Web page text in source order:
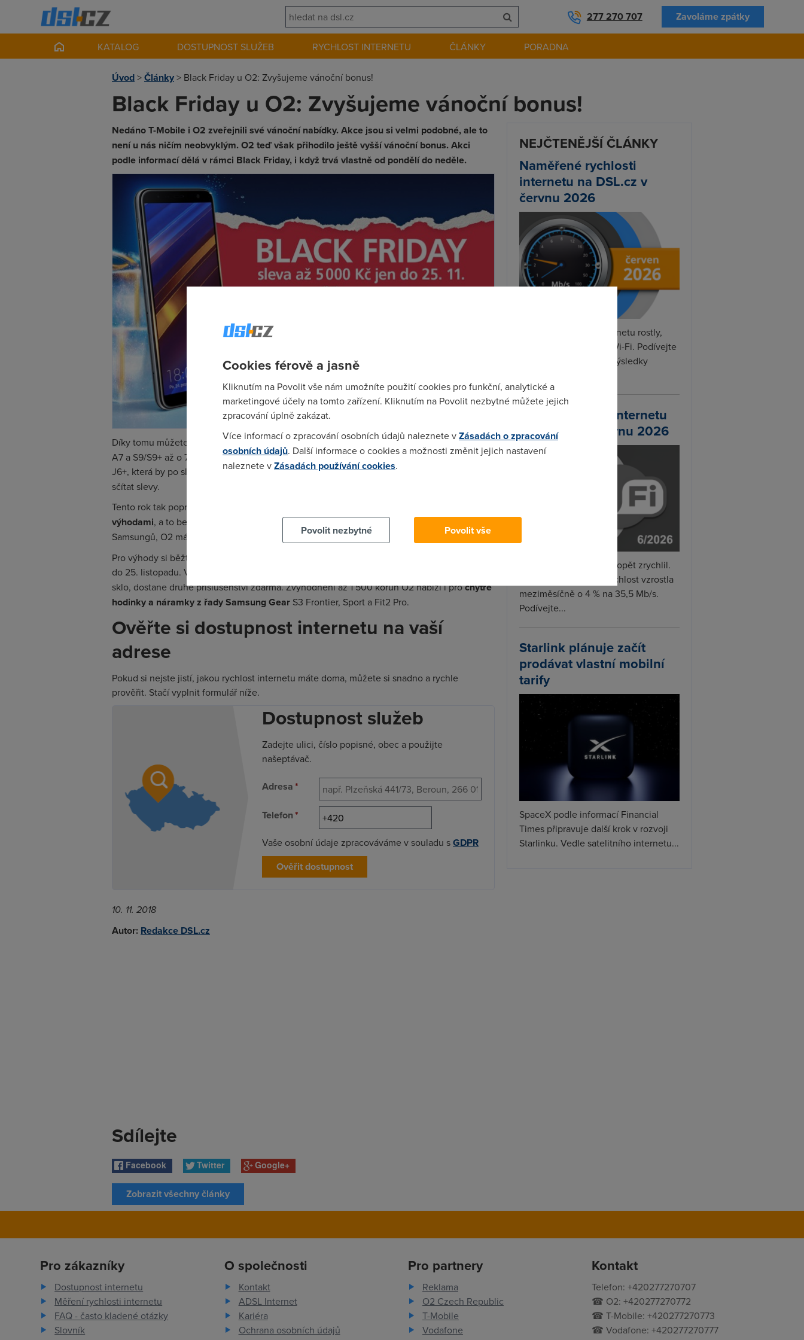
277 270 707 Zavoláme zpátky
KATALOG DOSTUPNOST SLUŽEB RYCHLOST INTERNETU ČLÁNKY PORADNA
Úvod>Články> Black Friday u O2: Zvyšujeme vánoční bonus!
Black Friday u O2: Zvyšujeme vánoční bonus!
Nedáno T-Mobile i O2 zveřejnili své vánoční nabídky. Akce jsou si velmi podobné, ale to
není u nás ničím neobvyklým. O2 teď však přihodilo ještě vyšší vánoční bonus. Akci
podle informací dělá v rámci Black Friday, i když trvá vlastně od pondělí do neděle.
Díky tomu můžete od pondělí 12. do neděle 25. listopadu získat Samsung GalaxyJ6+, A6,
A7 a S9/S9+ až o 7 tisíc korun levněji. Jako příklad slevy O2 v tiskovce uvádí novinku Galaxy
J6+, která by po slevě vyšla naneuvěřitelných 995 Kč. I Black Friday O2 totiž umožňuje
sčítat slevy.
Tento rok tak poprvé O2 nabídne možnost
výhodami, a to bez ohledu na to, jakou službu zákazníci u O2 mají. Pokud nejste fanoušci
Samsungů, O2 má i slevu na
iPhone 6S a 6S Plus. Ty můžete mít už od 8 495 Kč.
Pro výhody si běžte na kteroukoliv z prodejen, nový telefon pak musíte stihnout objednat
do 25. listopadu. Využijte i výhod
sklo, dostane druhé příslušenství zdarma. Zvýhodnění až 1 500 korun O2 nabízí i prochytré
hodinky a náramky z řady Samsung Gear S3 Frontier, Sport a Fit2 Pro.
Ověřte si dostupnost internetu na vaší
adrese
Pokud si nejste jistí, jakou rychlost internetu máte doma, můžete si snadno a rychle
prověřit. Stačí vyplnit formulář níže.
Dostupnost služeb
Zadejte ulici, číslo popisné, obec a použijte
našeptávač.
Adresa*
Telefon*
Vaše osobní údaje zpracováváme v souladu sGDPR
Ověřit dostupnost
10. 11. 2018
Autor: Redakce DSL.cz
Sdílejte
Facebook Twitter Google+
Zobrazit všechny články
NEJČTENĚJŠÍ ČLÁNKY
Naměřené rychlosti
internetu na DSL.cz v
červnu 2026
V červnu rychlosti internetu rostly,
zrychlily DSL, optika i Wi-Fi. Podívejte
se na naše nejnovější výsledky
Rychlosti Wi-Fi internetu
na DSL.cz v červnu 2026
Wi-Fi internet v červnu opět zrychlil.
Průměrná naměřená rychlost vzrostla
meziměsíčně o 4 % na 35,5 Mb/s.
Podívejte...
Starlink plánuje začít
prodávat vlastní mobilní
tarify
SpaceX podle informací Financial
Times připravuje další krok v rozvoji
Starlinku. Vedle satelitního internetu...
Pro zákazníky
Dostupnost internetu
Měření rychlosti internetu
FAQ - často kladené otázky
Slovník
O společnosti
Kontakt
ADSL Internet
Kariéra
Ochrana osobních údajů
Pro partnery
Reklama
O2 Czech Republic
T-Mobile
Vodafone
Kontakt
Telefon: +420277270707
☎ O2: +420277270772
☎ T-Mobile: +420277270773
☎ Vodafone: +420277270777
Cookies férově a jasně
Kliknutím na Povolit vše nám umožníte použití cookies pro funkční, analytické a
marketingové účely na tomto zařízení. Kliknutím na Povolit nezbytné můžete jejich
zpracování úplně zakázat.
Více informací o zpracování osobních údajů naleznete vZásadách o zpracování
osobních údajů. Další informace o cookies a možnosti změnit jejich nastavení
naleznete vZásadách používání cookies.
Povolit nezbytné
Povolit vše